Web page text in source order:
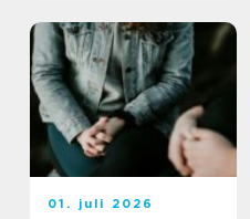
01. juli 2026